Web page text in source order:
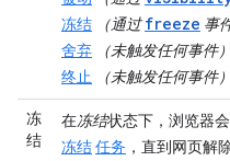
冻结
（通过freeze 事
舍弃
（未触发任何事件）
终止
（未触发任何事件）
冻
结
在冻结状态下，浏览器
冻结任务 ，直到网页解